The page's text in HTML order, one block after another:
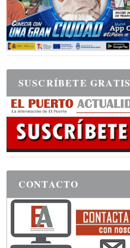
SUSCRÍBETE GRATIS
CONTACTO